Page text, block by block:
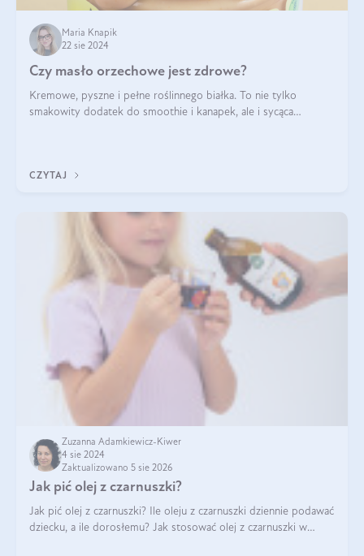
Maria Knapik
22 sie 2024
Czy masło orzechowe jest zdrowe?
Kremowe, pyszne i pełne roślinnego białka. To nie tylko
smakowity dodatek do smoothie i kanapek, ale i sycąca
CZYTAJ
Zuzanna Adamkiewicz-Kiwer
4 sie 2024
Zaktualizowano 5 sie 2026
Jak pić olej z czarnuszki?
Jak pić olej z czarnuszki? Ile oleju z czarnuszki dziennie podawać
dziecku, a ile dorosłemu? Jak stosować olej z czarnuszki w